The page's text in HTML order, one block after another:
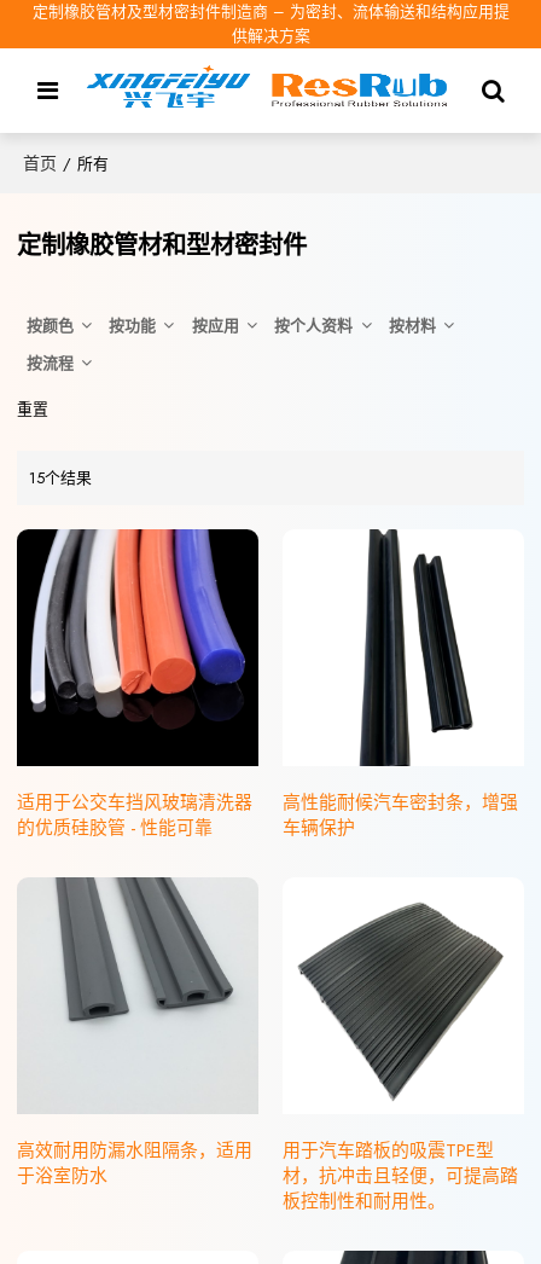
定制橡胶管材及型材密封件制造商 – 为密封、流体输送和结构应用提
供解决方案
首页 / 所有
定制橡胶管材和型材密封件
按颜色 按功能 按应用 按个人资料
按材料
按流程
重置
15个结果
适用于公交车挡风玻璃清洗器
的优质硅胶管 - 性能可靠
高性能耐候汽车密封条，增强
车辆保护
高效耐用防漏水阻隔条，适用
于浴室防水
用于汽车踏板的吸震TPE型
材，抗冲击且轻便，可提高踏
板控制性和耐用性。